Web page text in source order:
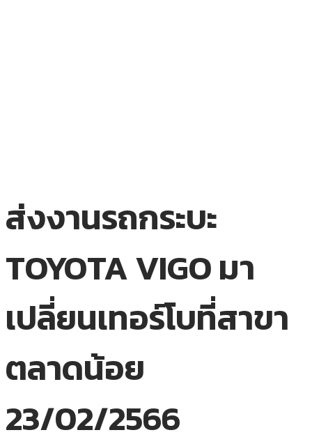
ส่งงานรถกระบะ
TOYOTA VIGO มา
เปลี่ยนเทอร์โบที่สาขา
ตลาดน้อย
23/02/2566